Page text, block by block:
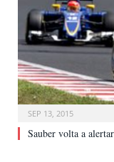
SEP 13, 2015
Sauber volta a